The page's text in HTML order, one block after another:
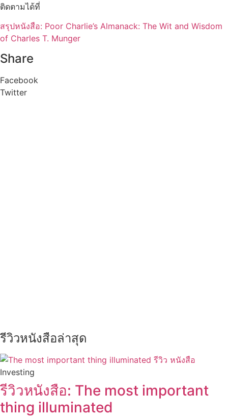
ติดตามได้ที่
สรุปหนังสือ: Poor Charlie’s Almanack: The Wit and Wisdom
of Charles T. Munger
Share
Facebook
Twitter
รีวิวหนังสือล่าสุด
Investing
รีวิวหนังสือ: The most important
thing illuminated